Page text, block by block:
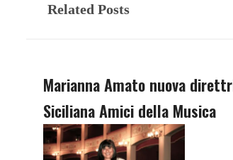
Related Posts
Marianna Amato nuova
Siciliana Amici della Musica